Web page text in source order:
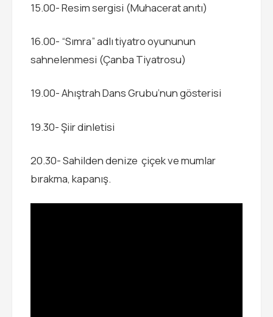
15.00- Resim sergisi (Muhacerat anıtı)
16.00- “Sımra” adlı tiyatro oyununun
sahnelenmesi (Çanba Tiyatrosu)
19.00- Ahıştrah Dans Grubu’nun gösterisi
19.30- Şiir dinletisi
20.30- Sahilden denize çiçek ve mumlar
bırakma, kapanış.